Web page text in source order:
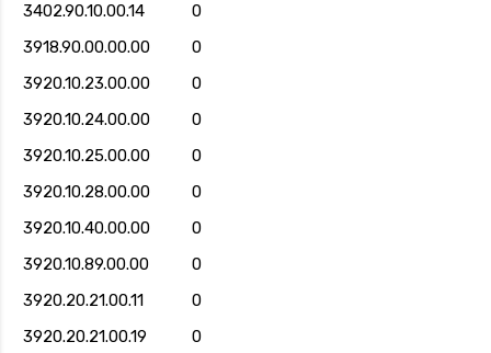
3402.90.10.00.14
0
3918.90.00.00.00
0
3920.10.23.00.00
0
3920.10.24.00.00
0
3920.10.25.00.00
0
3920.10.28.00.00
0
3920.10.40.00.00
0
3920.10.89.00.00
0
3920.20.21.00.11
0
3920.20.21.00.19
0